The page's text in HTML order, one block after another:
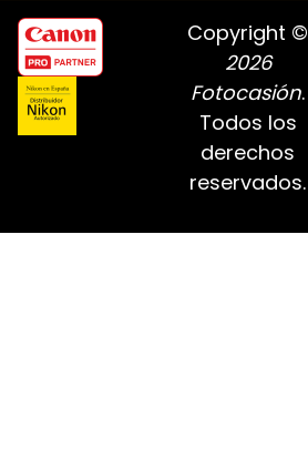
Copyright ©
2026
Fotocasión.
Todos los
derechos
reservados.